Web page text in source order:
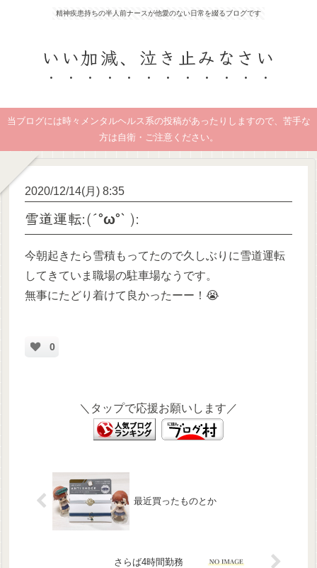
精神疾患持ちの半人前ナースが他愛のない日常を綴るブログです
いい加減、泣き止みなさい
当ブログには時々メンタルヘルス系の投稿があったりしますので、苦手な
方は自衛・ご注意ください。
2020/12/14(月) 8:35
雪道運転:(´°ω°` ):
今朝起きたら雪積もってたので久しぶりに雪道運転
してきていま職場の駐車場なうです。
無事にたどり着けて良かったーー！😭
0
＼タップで応援お願いします／
最近買ったものとか
さらば4時間勤務